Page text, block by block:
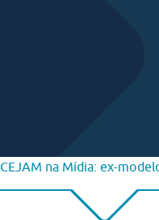
CEJAM na Mídia: ex-